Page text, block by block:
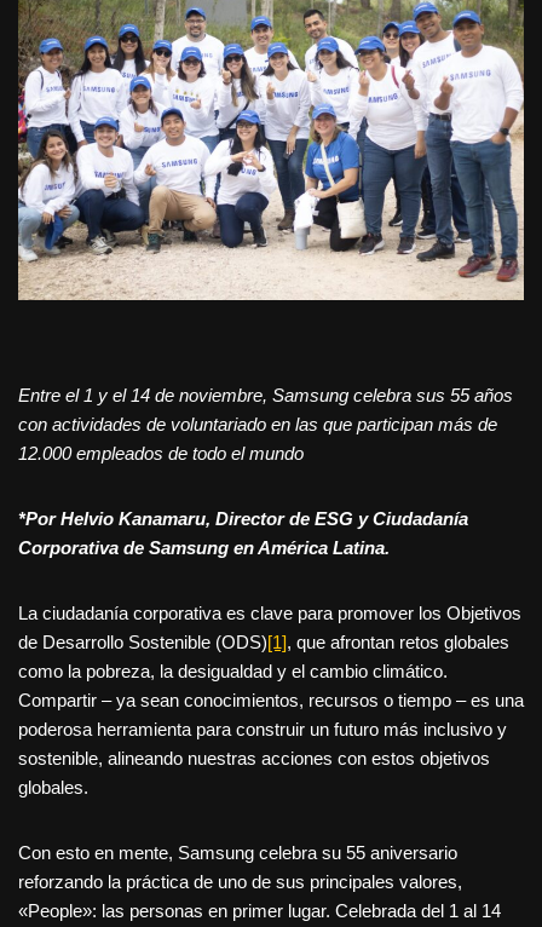
Entre el 1 y el 14 de noviembre, Samsung celebra sus 55 años
con actividades de voluntariado en las que participan más de
12.000 empleados de todo el mundo
*Por Helvio Kanamaru, Director de ESG y Ciudadanía
Corporativa de Samsung en América Latina.
La ciudadanía corporativa es clave para promover los Objetivos
de Desarrollo Sostenible (ODS)[1], que afrontan retos globales
como la pobreza, la desigualdad y el cambio climático.
Compartir – ya sean conocimientos, recursos o tiempo – es una
poderosa herramienta para construir un futuro más inclusivo y
sostenible, alineando nuestras acciones con estos objetivos
globales.
Con esto en mente, Samsung celebra su 55 aniversario
reforzando la práctica de uno de sus principales valores,
«People»: las personas en primer lugar. Celebrada del 1 al 14